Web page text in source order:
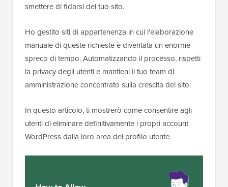
smettere di fidarsi del tuo sito.
Ho gestito siti di appartenenza in cui l'elaborazione
manuale di queste richieste è diventata un enorme
spreco di tempo. Automatizzando il processo, rispetti
la privacy degli utenti e mantieni il tuo team di
amministrazione concentrato sulla crescita del sito.
In questo articolo, ti mostrerò come consentire agli
utenti di eliminare definitivamente i propri account
WordPress dalla loro area del profilo utente.